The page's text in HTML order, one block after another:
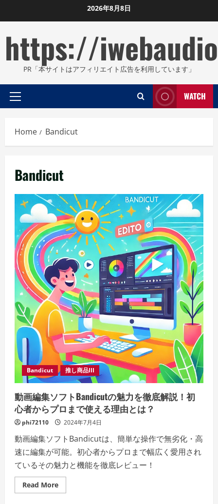
to
2026年8月8日
https://
PR「本サイトはアフィリエイト広告を利用しています」
Primary
WATCH
Home Bandicut
Bandicut
Bandicut 推し商品III
動画編集ソフトBandicutの魅力を徹底解説！初
心者からプロまで使える理由とは？
phi72110 2024年7月4日
動画編集ソフトBandicutは、簡単な操作で無劣化・高
速に編集が可能。初心者からプロまで幅広く愛用され
ているその魅力と機能を徹底レビュー！
Read MoreRead
more